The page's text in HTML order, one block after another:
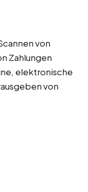
von
Zahlungen
elektronische
von